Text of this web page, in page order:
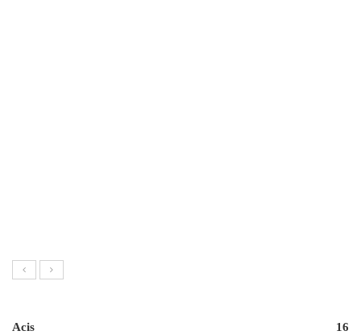
Acis 16